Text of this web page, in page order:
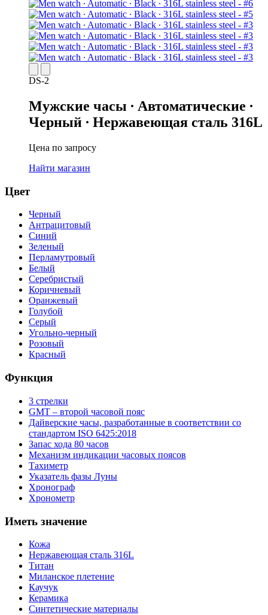
DS-2
Мужские часы ∙ Автоматические ∙
Черный ∙ Нержавеющая сталь 316L
Цена по запросу
Найти магазин
Цвет
Черный
Антрацитовый
Синий
Зеленый
Перламутровый
Белый
Серебристый
Коричневый
Оранжевый
Голубой
Серый
Угольно-черный
Розовый
Красный
Функция
3 стрелки
GMT – второй часовой пояс
Дайверские часы, разработанные в соответствии со
стандартом ISO 6425:2018
Запас хода 80 часов
Механизм индикации часовых поясов
Тахиметр
Указатель фазы Луны
Хронограф
Хронометр
Иметь значение
Кожа
Нержавеющая сталь 316L
Титан
Миланское плетение
Каучук
Керамика
Синтетические материалы